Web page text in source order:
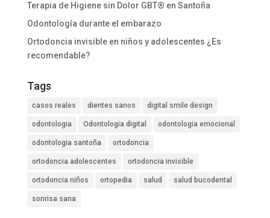
Terapia de Higiene sin Dolor GBT® en Santoña
Odontología durante el embarazo
Ortodoncia invisible en niños y adolescentes ¿Es
recomendable?
Tags
casos reales dientes sanos digital smile design
odontologia Odontologia digital odontologia emocional
odontologia santoña ortodoncia
ortodoncia adolescentes ortodoncia invisible
ortodoncia niños ortopedia salud salud bucodental
sonrisa sana